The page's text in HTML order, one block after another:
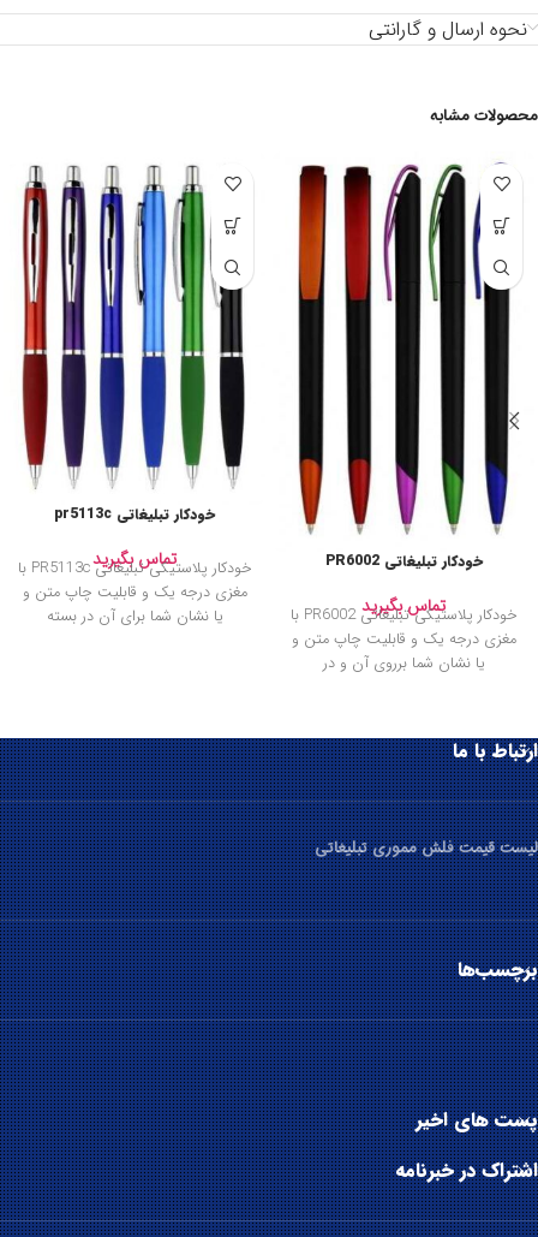
نحوه ارسال و گارانتی
محصولات مشابه
خودکار تبلیغاتی PR6002
تماس بگیرید
خودکار پلاستیکی تبلیغاتی PR6002 با
مغزی درجه یک و قابلیت چاپ متن و
یا نشان شما برروی آن و در
خودکار تبلیغاتی pr5113c
تماس بگیرید
خودکار پلاستیکی تبلیغاتی PR5113c با
مغزی درجه یک و قابلیت چاپ متن و
یا نشان شما برای آن در بسته
ارتباط با ما
لیست قیمت فلش مموری تبلیغاتی
برچسب‌ها
پست های اخیر
اشتراک در خبرنامه